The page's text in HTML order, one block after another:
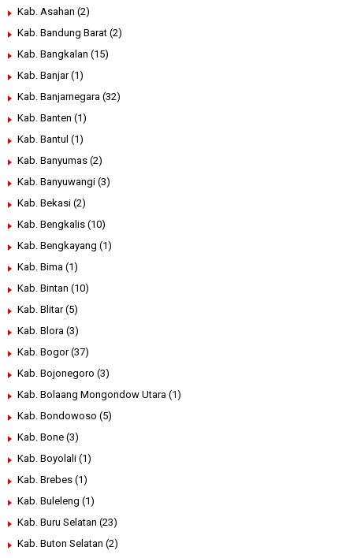
Kab. Asahan (2)
Kab. Bandung Barat (2)
Kab. Bangkalan (15)
Kab. Banjar (1)
Kab. Banjarnegara (32)
Kab. Banten (1)
Kab. Bantul (1)
Kab. Banyumas (2)
Kab. Banyuwangi (3)
Kab. Bekasi (2)
Kab. Bengkalis (10)
Kab. Bengkayang (1)
Kab. Bima (1)
Kab. Bintan (10)
Kab. Blitar (5)
Kab. Blora (3)
Kab. Bogor (37)
Kab. Bojonegoro (3)
Kab. Bolaang Mongondow Utara (1)
Kab. Bondowoso (5)
Kab. Bone (3)
Kab. Boyolali (1)
Kab. Brebes (1)
Kab. Buleleng (1)
Kab. Buru Selatan (23)
Kab. Buton Selatan (2)